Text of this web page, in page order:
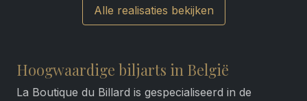
Alle realisaties bekijken
Hoogwaardige biljarts in België
La Boutique du Billard is gespecialiseerd in de